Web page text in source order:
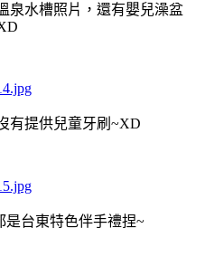
泉水槽照片，還有嬰兒澡盆
有提供兒童牙刷~XD
是台東特色伴手禮捏~